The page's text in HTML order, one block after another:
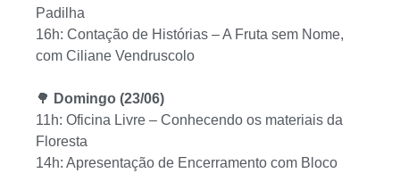
Padilha
16h: Contação de Histórias – A Fruta sem Nome,
com Ciliane Vendruscolo
🌳 Domingo (23/06)
11h: Oficina Livre – Conhecendo os materiais da
Floresta
14h: Apresentação de Encerramento com Bloco